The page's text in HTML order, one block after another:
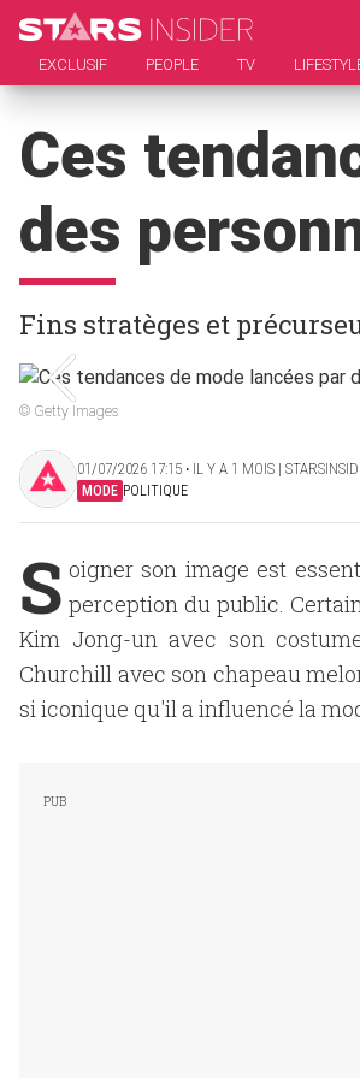
EXCLUSIF PEOPLE TV
Ces
des
Fins stratèges et
© Getty Images
01/07/2026 17:15 ‧ IL Y A 1 MOIS |
MODE POLITIQUE
S oigner son image est
perception du public.
Kim Jong-un avec son
Churchill avec son chapeau
si iconique qu'il a influencé la